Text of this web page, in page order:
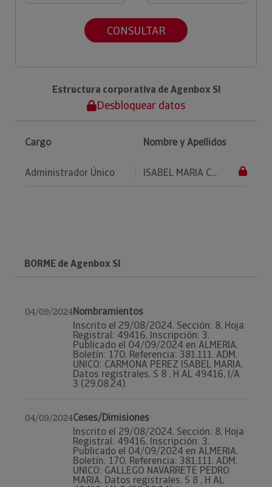
CONSULTAR
Estructura corporativa de Agenbox Sl
Desbloquear datos
Cargo Nombre y Apellidos
Administrador Único ISABEL MARIA C...
BORME de Agenbox Sl
04/09/2024Nombramientos
Inscrito el 29/08/2024. Sección: 8, Hoja
Registral: 49416, Inscripción: 3.
Publicado el 04/09/2024 en ALMERIA.
Boletín: 170, Referencia: 381.111. ADM.
UNICO: CARMONA PEREZ ISABEL MARIA.
Datos registrales. S 8 , H AL 49416, I/A
3 (29.08.24).
04/09/2024Ceses/Dimisiones
Inscrito el 29/08/2024. Sección: 8, Hoja
Registral: 49416, Inscripción: 3.
Publicado el 04/09/2024 en ALMERIA.
Boletín: 170, Referencia: 381.111. ADM.
UNICO: GALLEGO NAVARRETE PEDRO
MARIA. Datos registrales. S 8 , H AL